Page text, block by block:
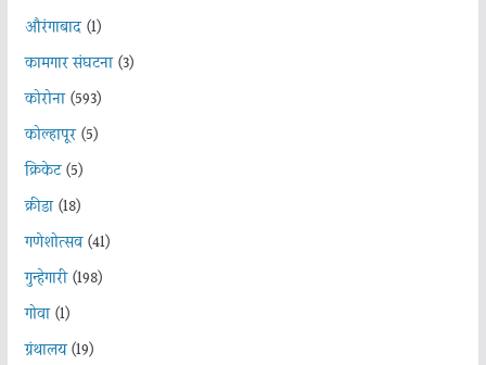
औरंगाबाद(1)
कामगार संघटना(3)
कोरोना(593)
कोल्हापूर(5)
क्रिकेट(5)
क्रीडा(18)
गणेशोत्सव(41)
गुन्हेगारी(198)
गोवा(1)
ग्रंथालय(19)